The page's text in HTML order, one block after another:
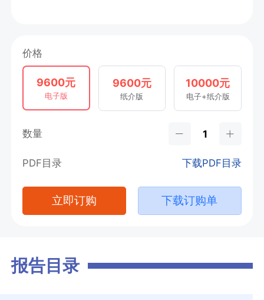
价格
9600元
电子版
9600元
纸介版
10000元
电子+纸介版
数量
PDF目录 下载PDF目录
立即订购 下载订购单
报告目录